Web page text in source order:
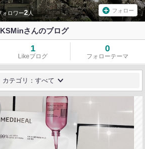
2 フォロー
KSMinさんのブログ
1
Likeブログ
0
フォローテーマ
カテゴリ：すべて